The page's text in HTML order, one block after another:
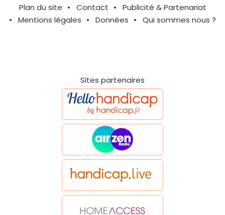
Plan du site Contact
Publicité & Partenariat
Mentions légales
Données Qui sommes nous ?
Sites partenaires